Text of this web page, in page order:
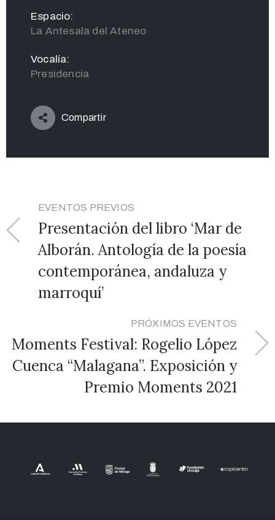
Espacio:
La Antesala del Ateneo
Vocalía:
Presidencia
Compartir
EVENTOS PREVIOS
Presentación del libro ‘Mar de
Alborán. Antología de la poesía
contemporánea, andaluza y
marroquí’
PRÓXIMOS EVENTOS
Moments Festival: Rogelio López
Cuenca “Malagana”. Exposición y
Premio Moments 2021